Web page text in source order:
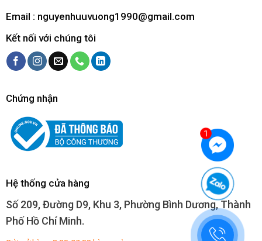
Email : nguyenhuuvuong1990@gmail.com
Kết nối với chúng tôi
Chứng nhận
Hệ thống cửa hàng
Số 209, Đường D9, Khu 3, Phường Bình Dương, Thành
Phố Hồ Chí Minh.